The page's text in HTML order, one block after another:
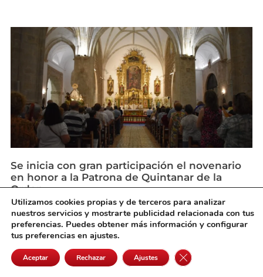
Se inicia con gran participación el novenario
en honor a la Patrona de Quintanar de la
Orden
agosto 6, 2026
Utilizamos cookies propias y de terceros para analizar
nuestros servicios y mostrarte publicidad relacionada con tus
preferencias. Puedes obtener más información y configurar
tus preferencias en ajustes.
Aceptar Rechazar Ajustes Cerrar el banner de